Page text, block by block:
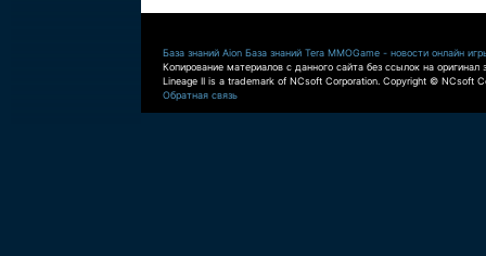
База знаний Aion База знаний Tera MMOGame - новости онлайн
Копирование материалов с данного сайта без ссылок на оригинал
Lineage II is a trademark of NCsoft Corporation. Copyright © NCsoft
Обратная связь